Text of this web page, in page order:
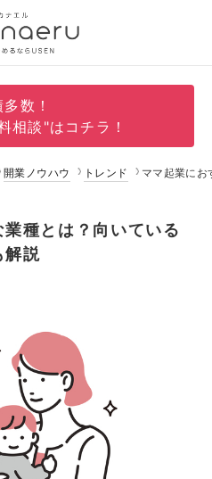
数！
相談"はコチラ！
開業ノウハウ トレンド ママ起業に
種とは？向いている
解説